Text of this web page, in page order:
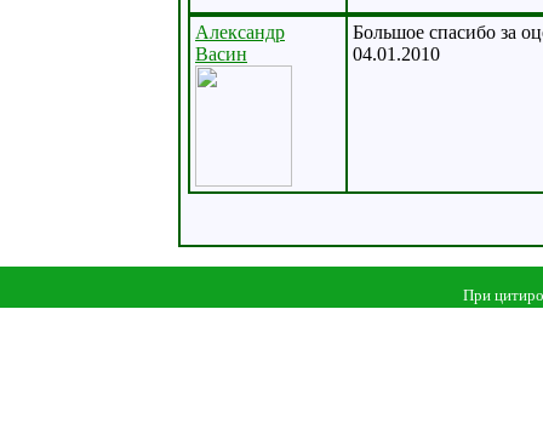
Александр
Васин
Большое спасибо за
04.01.2010
При